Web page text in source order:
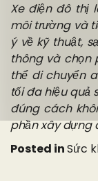
Xe điện đô thị
môi trường và
ý về kỹ thuật,
thông và chọn
thể di chuyển
tối đa hiệu quả
đúng cách
phần xây dựng
Posted inSức